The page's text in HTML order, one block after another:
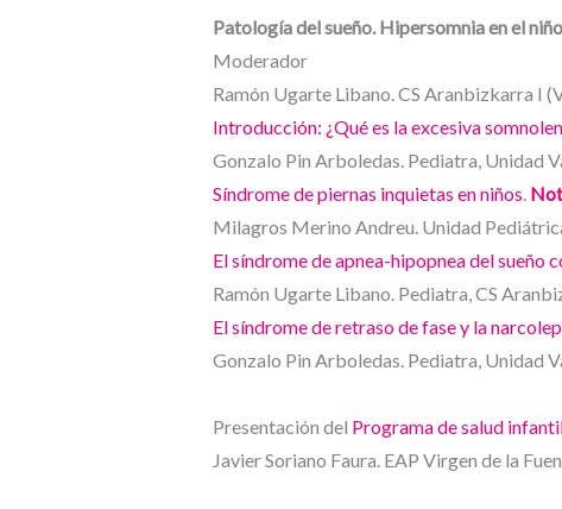
Patología del sueño. Hipersomnia en el
Moderador
Ramón Ugarte Libano. CS Aranbizkarra I
Introducción: ¿Qué es la excesiva
Gonzalo Pin Arboledas. Pediatra, Unidad
Síndrome de piernas inquietas en niños.
Milagros Merino Andreu. Unidad
El síndrome de apnea-hipopnea del sueño
Ramón Ugarte Libano. Pediatra, CS
El síndrome de retraso de fase y la
Gonzalo Pin Arboledas. Pediatra, Unidad
Presentación del Programa de salud
Javier Soriano Faura. EAP Virgen de la